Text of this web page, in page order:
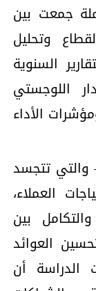
جمعت بين
وتحليل
السنوية
اللوجستي
الأداء
والتي تتجسد
العملاء،
بين
العوائد
الدراسة أن